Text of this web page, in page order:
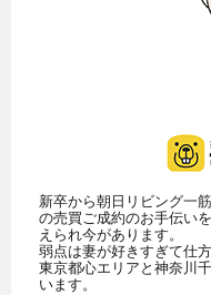
新卒から朝日リビング一
の売買ご成約のお手伝い
えられ今があります。
弱点は妻が好きすぎて仕
東京都心エリアと神奈川
います。